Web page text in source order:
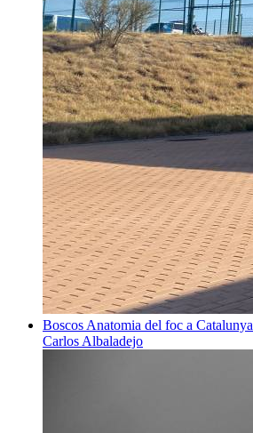
Boscos Anatomia del foc a Catalunya
Carlos Albaladejo